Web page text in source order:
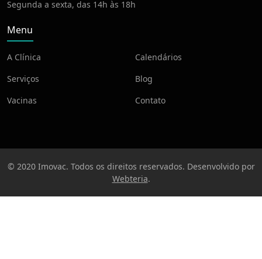
Segunda a sexta, das 14h às 18h
Menu
A Clínica
Serviços
Vacinas
Calendários
Blog
Contato
© 2020 Imovac. Todos os direitos reservados. Desenvolvido por
Webteria.